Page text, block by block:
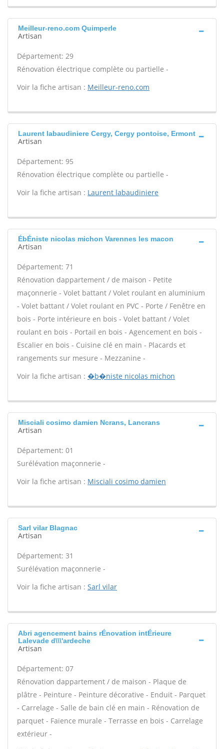
Meilleur-reno.com Quimperle
Artisan
Département: 29
Rénovation électrique complète ou partielle -
Voir la fiche artisan : Meilleur-reno.com
Laurent labaudiniere Cergy, Cergy pontoise, Ermont
Artisan
Département: 95
Rénovation électrique complète ou partielle -
Voir la fiche artisan : Laurent labaudiniere
ÉbÉniste nicolas michon Varennes les macon
Artisan
Département: 71
Rénovation dappartement / de maison - Petite
maçonnerie - Volet battant / Volet roulant en aluminium
- Volet battant / Volet roulant en PVC - Porte / Fenêtre en
bois - Porte intérieure en bois - Volet battant / Volet
roulant en bois - Portail en bois - Agencement en bois -
Escalier en bois - Cuisine clé en main - Placards et
rangements sur mesure - Mezzanine -
Voir la fiche artisan : �b�niste nicolas michon
Misciali cosimo damien Ncrans, Lancrans
Artisan
Département: 01
Surélévation maçonnerie -
Voir la fiche artisan : Misciali cosimo damien
Sarl vilar Blagnac
Artisan
Département: 31
Surélévation maçonnerie -
Voir la fiche artisan : Sarl vilar
Abri agencement bains rÉnovation intÉrieure
Lalevade d\\\'ardeche
Artisan
Département: 07
Rénovation dappartement / de maison - Plaque de
plâtre - Peinture - Peinture décorative - Enduit - Parquet
- Carrelage - Salle de bain clé en main - Rénovation de
parquet - Faïence murale - Terrasse en bois - Carrelage
extérieur -